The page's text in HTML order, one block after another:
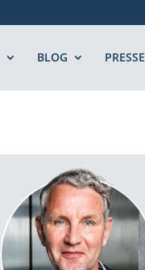
BLOG PRESSE